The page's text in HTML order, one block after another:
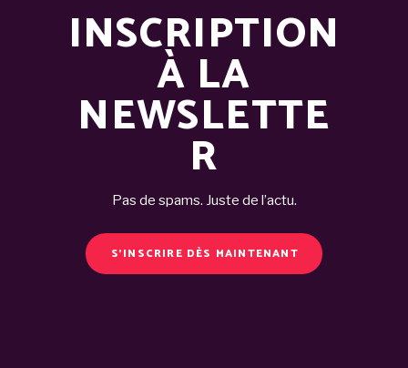
INSCRIPTION
À LA
NEWSLETTE
R
Pas de spams. Juste de l’actu.
S'INSCRIRE DÈS MAINTENANT